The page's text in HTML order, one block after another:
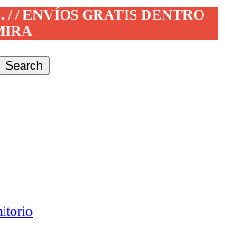
/ / ENVÍOS GRATIS DENTRO
Search